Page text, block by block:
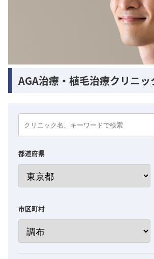
AGA治療・植毛治療クリニッ
都道府県
市区町村